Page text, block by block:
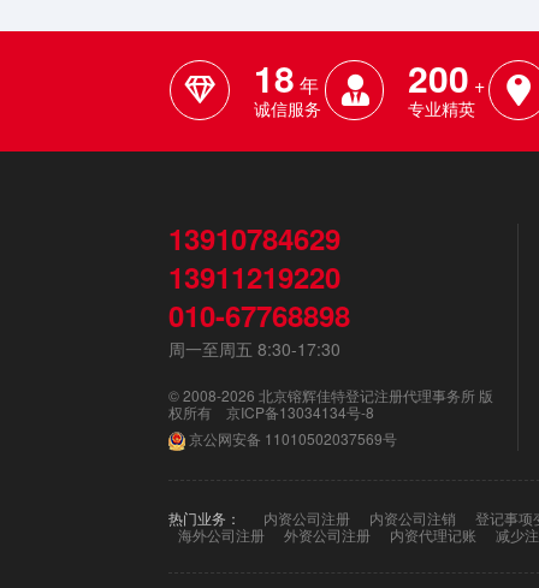
18 年
诚信服务
200 +
专业精英
13910784629
13911219220
010-67768898
周一至周五 8:30-17:30
© 2008-2026 北京镕辉佳特登记注册代理事务所 版
权所有 京ICP备13034134号-8
京公网安备 11010502037569号
热门业务： 内资公司注册 内资公司注销
登记事项
海外公司注册
外资公司注册 内资代理记账 减少